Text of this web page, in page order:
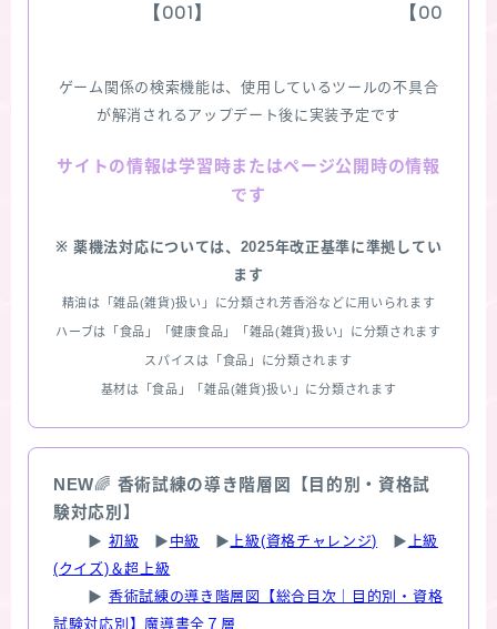
【001】 【002】
ゲーム関係の検索機能は、使用しているツールの不具合
が解消されるアップデート後に実装予定です
サイトの情報は学習時またはページ公開時の情報
です
※ 薬機法対応については、2025年改正基準に準拠してい
ます
精油は「雑品(雑貨)扱い」に分類され芳香浴などに用いられます
ハーブは「食品」「健康食品」「雑品(雑貨)扱い」に分類されます
スパイスは「食品」に分類されます
基材は「食品」「雑品(雑貨)扱い」に分類されます
NEW🌈 香術試練の導き階層図【目的別・資格試
験対応別】
▶ 初級 ▶ 中級 ▶ 上級(資格チャレンジ) ▶ 上級
(クイズ)＆超上級
▶ 香術試練の導き階層図【総合目次｜目的別・資格
試験対応別】魔導書全７層